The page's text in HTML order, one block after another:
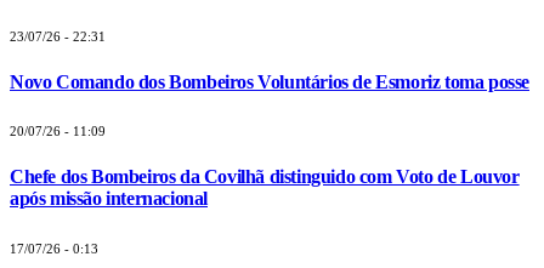
23/07/26 - 22:31
Novo Comando dos Bombeiros Voluntários de Esmoriz toma posse
20/07/26 - 11:09
Chefe dos Bombeiros da Covilhã distinguido com Voto de Louvor
após missão internacional
17/07/26 - 0:13